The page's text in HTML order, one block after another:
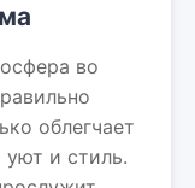
во
облегчает
и стиль.